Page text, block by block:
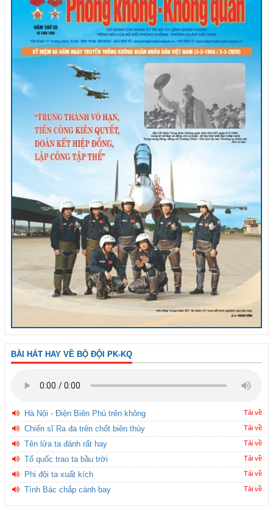
BÀI HÁT HAY VỀ BỘ ĐỘI PK-KQ
Hà Nội - Điện Biên Phủ trên không Tải về
Chiến sĩ Ra đa trên chốt biên thùy Tải về
Tên lửa ta đánh rất hay Tải về
Tổ quốc trao ta bầu trời Tải về
Phi đội ta xuất kích Tải về
Tình Bác chắp cánh bay Tải về